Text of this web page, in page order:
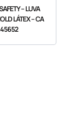
– LUVA
LÁTEX – CA
45652